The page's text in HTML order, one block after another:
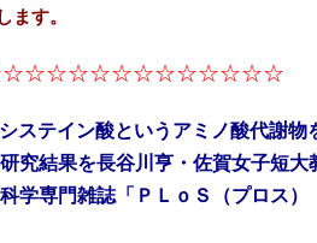
す。
ステイン酸というアミノ酸代謝物
究結果を長谷川亨・佐賀女子短
学専門雑誌「ＰＬｏＳ（プロス